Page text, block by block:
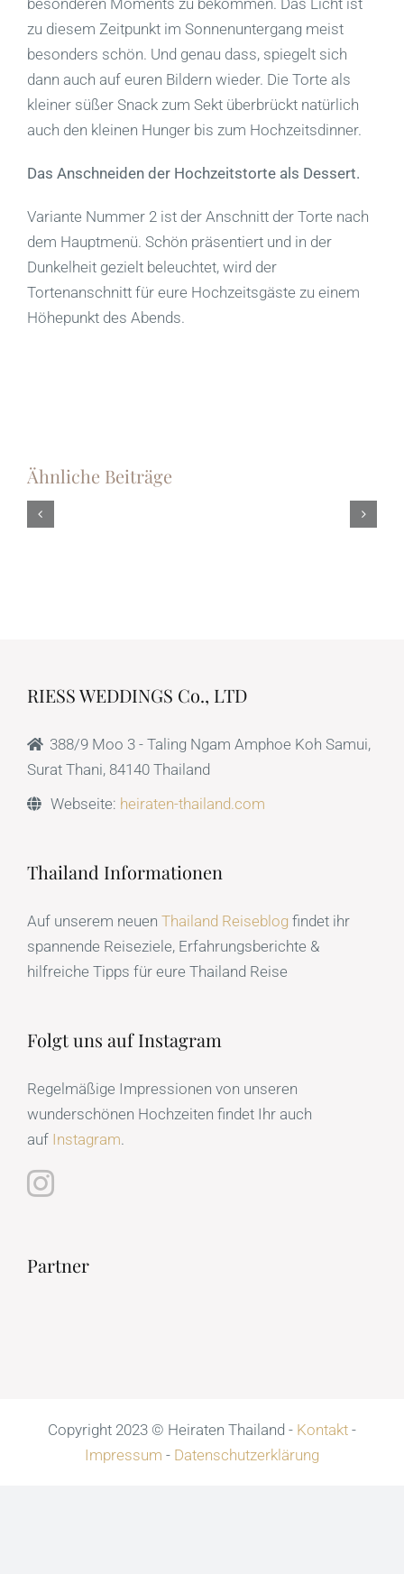
besonderen Moments zu bekommen. Das Licht ist
zu diesem Zeitpunkt im Sonnenuntergang meist
besonders schön. Und genau dass, spiegelt sich
dann auch auf euren Bildern wieder. Die Torte als
kleiner süßer Snack zum Sekt überbrückt natürlich
auch den kleinen Hunger bis zum Hochzeitsdinner.
Das Anschneiden der Hochzeitstorte als Dessert.
Variante Nummer 2 ist der Anschnitt der Torte nach
dem Hauptmenü. Schön präsentiert und in der
Dunkelheit gezielt beleuchtet, wird der
Tortenanschnitt für eure Hochzeitsgäste zu einem
Höhepunkt des Abends.
Ähnliche Beiträge
Das
RIESS WEDDINGS Co., LTD
388/9 Moo 3 - Taling Ngam Amphoe Koh Samui,
Surat Thani, 84140 Thailand
Webseite: heiraten-thailand.com
Thailand Informationen
Auf unserem neuen Thailand Reiseblog findet ihr
spannende Reiseziele, Erfahrungsberichte &
hilfreiche Tipps für eure Thailand Reise
Folgt uns auf Instagram
Regelmäßige Impressionen von unseren
wunderschönen Hochzeiten findet Ihr auch
auf Instagram
Partner
Copyright 2023 © Heiraten Thailand - Kontakt
Impressum
Datenschutzerklärung